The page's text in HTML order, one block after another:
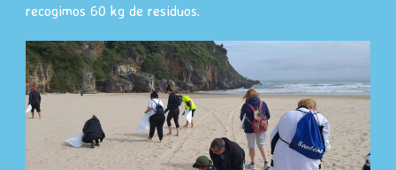
recogimos 60 kg de residuos.